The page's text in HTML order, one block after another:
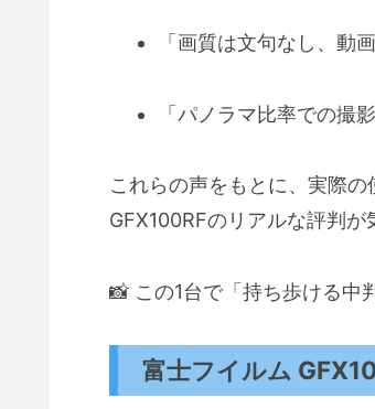
「画質は文句なし、動
「パノラマ比率での撮
これらの声をもとに、実際の
GFX100RFのリアルな評判が
📸 この1台で「持ち歩ける中
富士フイルム